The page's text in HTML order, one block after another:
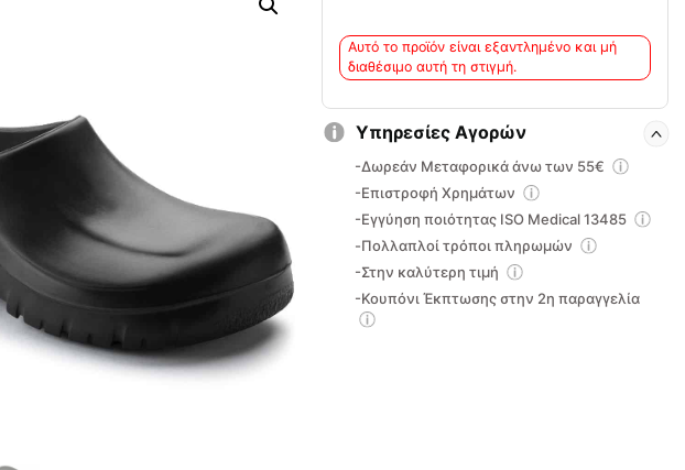
Αυτό το προϊόν είναι εξαντλημένο και μή
διαθέσιμο αυτή τη στιγμή.
Υπηρεσίες Αγορών
-Δωρεάν Μεταφορικά άνω των 55€
-Επιστροφή Χρημάτων
-Εγγύηση ποιότητας ISO Medical 13485
-Πολλαπλοί τρόποι πληρωμών
-Στην καλύτερη τιμή
-Κουπόνι Έκπτωσης στην 2η παραγγελία